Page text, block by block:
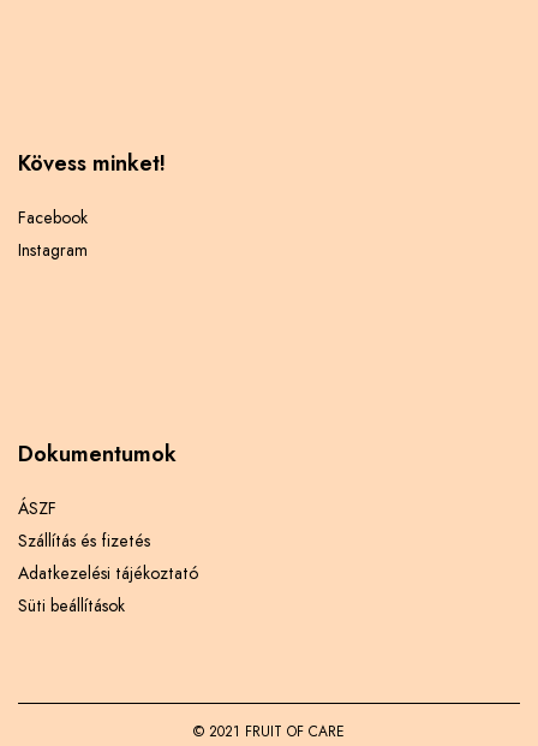
Kövess minket!
Facebook
Instagram
Dokumentumok
ÁSZF
Szállítás és fizetés
Adatkezelési tájékoztató
Süti beállítások
© 2021 FRUIT OF CARE